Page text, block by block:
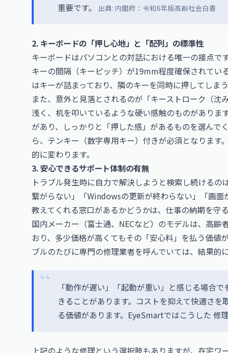
重要です。
出典: 内閣府：令和6年版高齢社会白書
2. キーボードの「押し心地」と「配列」の標準性
キーボードはパソコンとの対話における唯一の接点で
キーの間隔（キーピッチ）が19mm程度確保されてい
はキーが詰まっており、隣のキーを同時に押してしま
また、意外と見落とされるのが「キーストローク（
浅く、机を叩いているような硬い感触のものがありま
があり、しっかりと「押した感」があるものを選んで
ら、テンキー（数字専用キー）付きが必須となります
的に変わります。
3. 安心できるサポート体制の有無
トラブル発生時に自力で解決しようと検索し続ける
繋がらない」「Windowsの更新が終わらない」「画
教えてくれる窓口があるかどうかは、仕事の納期を守
国内メーカー（富士通、NECなど）のモデルは、高
おり、多少価格が高くてもその「安心料」を払う価値
ブルのたびに専門の修理業者を呼んでいては、結果的
「動作が遅い」「起動が重い」と感じる場合
きることがあります。コストを抑えて快適さ
る価値があります。EyeSmartではこうした 修
上記のような修理という選択肢もありますが、在宅